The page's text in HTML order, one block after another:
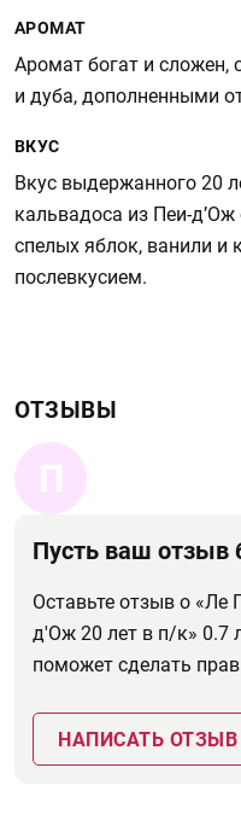
АРОМАТ
Аромат богат и сложен,
и дуба, дополненными
ВКУС
Вкус выдержанного 20
кальвадоса из Пеи-
спелых яблок, ванили и
послевкусием.
ОТЗЫВЫ
П
Пусть ваш отзыв
Оставьте отзыв о
д'Ож 20 лет в п/к» 0.7
поможет сделать
НАПИСАТЬ ОТЗЫВ